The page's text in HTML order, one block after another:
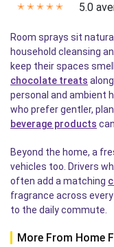
✭ ✭ ✭ ✭ ✭ 5.0
Room sprays sit
household cleansing
keep their spaces
chocolate treats
personal and ambient
who prefer gentler,
beverage products
Beyond the home, a
vehicles too. Drivers
often add a matching
fragrance across
to the daily commute.
More From Home